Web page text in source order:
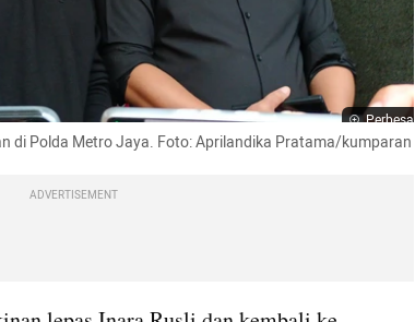
Perbesar
di Polda Metro Jaya. Foto: Aprilandika Pratama/kumparan
ADVERTISEMENT